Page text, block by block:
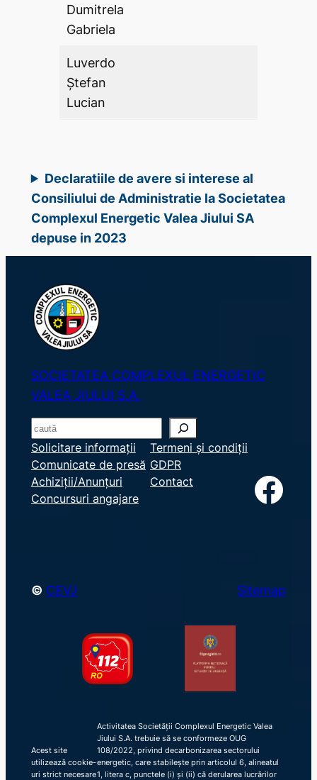
Dumitrela
Gabriela
Luverdo
Ștefan
Lucian
Declaratiile de avere si interese al
Consiliului de Administratie la Societatea
Complexul Energetic Valea Jiului SA
depuse in 2023
SOCIETATEA COMPLEXUL ENERGETIC
VALEA JIULUI S.A.
S
e
a
r
c
Solicitare informații
Comunicate de presă
Achiziții/Anunțuri
Concursuri angajare
Termeni și condiții
GDPR
Contact
Facebook
© CEVJ Sitemap
Acest site
utilizează cookie-
uri strict necesare
Activitatea Societății Complexul Energetic Valea
Jiului S.A. trebuie să se conformeze OUG
108/2022, privind decarbonizarea sectorului
energetic, care stabilește prin articolul 6, alineatul
1, litera c, punctele (i) și (ii) că derularea lucrărilor